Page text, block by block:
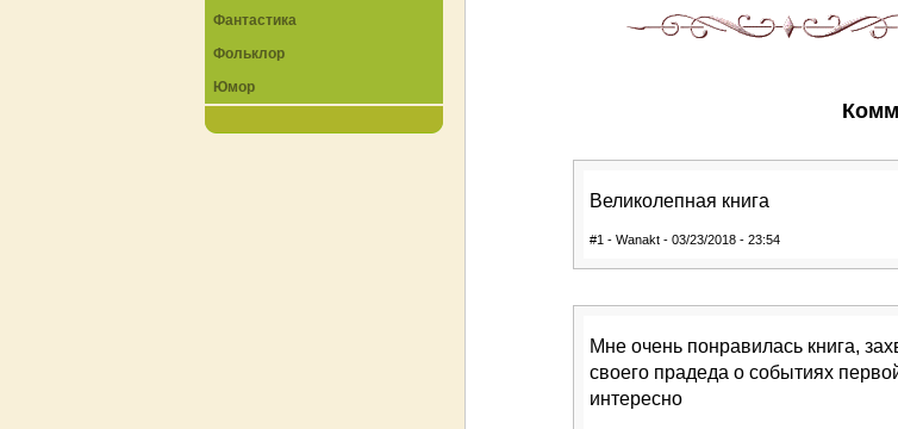
Великолепная книга
#1 - Wanakt - 03/23/2018 - 23:54
Мне очень понравилась книга,
своего прадеда о событиях
интересно
Фантастика
Фольклор
Юмор